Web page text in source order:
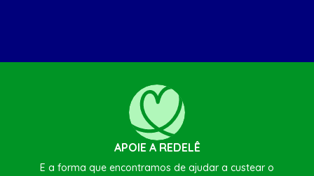
APOIE A REDELÊ
E a forma que encontramos de ajudar a custear o